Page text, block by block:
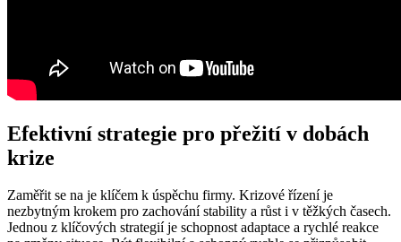
Efektivní strategie pro přežití v dobách
krize
Zaměřit se na je klíčem k úspěchu firmy. Krizové řízení je
nezbytným krokem pro zachování stability a růst i v těžkých časech.
Jednou z klíčových strategií je schopnost adaptace a rychlé reakce